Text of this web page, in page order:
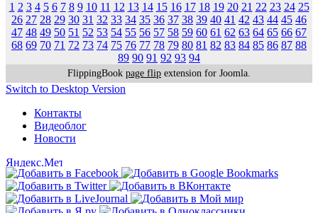
1 2 3 4 5 6 7 8 9 10 11 12 13 14 15 16 17 18 19 20 21 22 23 24 25
26 27 28 29 30 31 32 33 34 35 36 37 38 39 40 41 42 43 44 45 46
47 48 49 50 51 52 53 54 55 56 57 58 59 60 61 62 63 64 65 66 67
68 69 70 71 72 73 74 75 76 77 78 79 80 81 82 83 84 85 86 87 88
89 90 91 92 93 94
FlippingBook page flip extension for Joomla.
Switch to Desktop Version
Контакты
Видеоблог
Новости